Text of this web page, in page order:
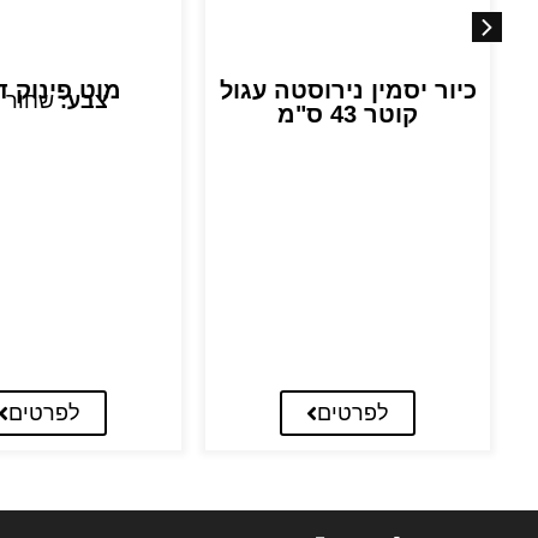
כיור יסמין נירוסטה עגול
קוטר 43 ס"מ
לפרטים
מוט פינוק
צבע:
לפרטים